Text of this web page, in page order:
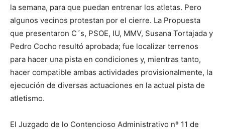
la semana, para que puedan entrenar los atletas. Pero
algunos vecinos protestan por el cierre. La Propuesta
que presentaron C´s, PSOE, IU, MMV, Susana Tortajada y
Pedro Cocho resultó aprobada; fue localizar terrenos
para hacer una pista en condiciones y, mientras tanto,
hacer compatible ambas actividades provisionalmente, la
ejecución de diversas actuaciones en la actual pista de
atletismo.
El Juzgado de lo Contencioso Administrativo nº 11 de